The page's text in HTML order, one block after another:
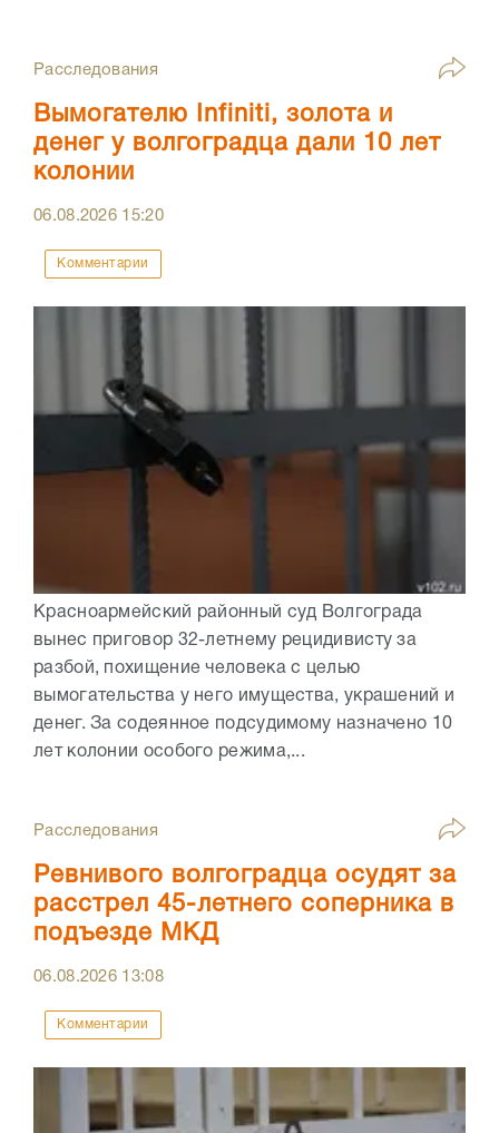
Расследования
Вымогателю Infiniti, золота и
денег у волгоградца дали 10 лет
колонии
06.08.2026 15:20
Комментарии
Красноармейский районный суд Волгограда
вынес приговор 32-летнему рецидивисту за
разбой, похищение человека с целью
вымогательства у него имущества, украшений и
денег. За содеянное подсудимому назначено 10
лет колонии особого режима,...
Расследования
Ревнивого волгоградца осудят за
расстрел 45-летнего соперника в
подъезде МКД
06.08.2026 13:08
Комментарии